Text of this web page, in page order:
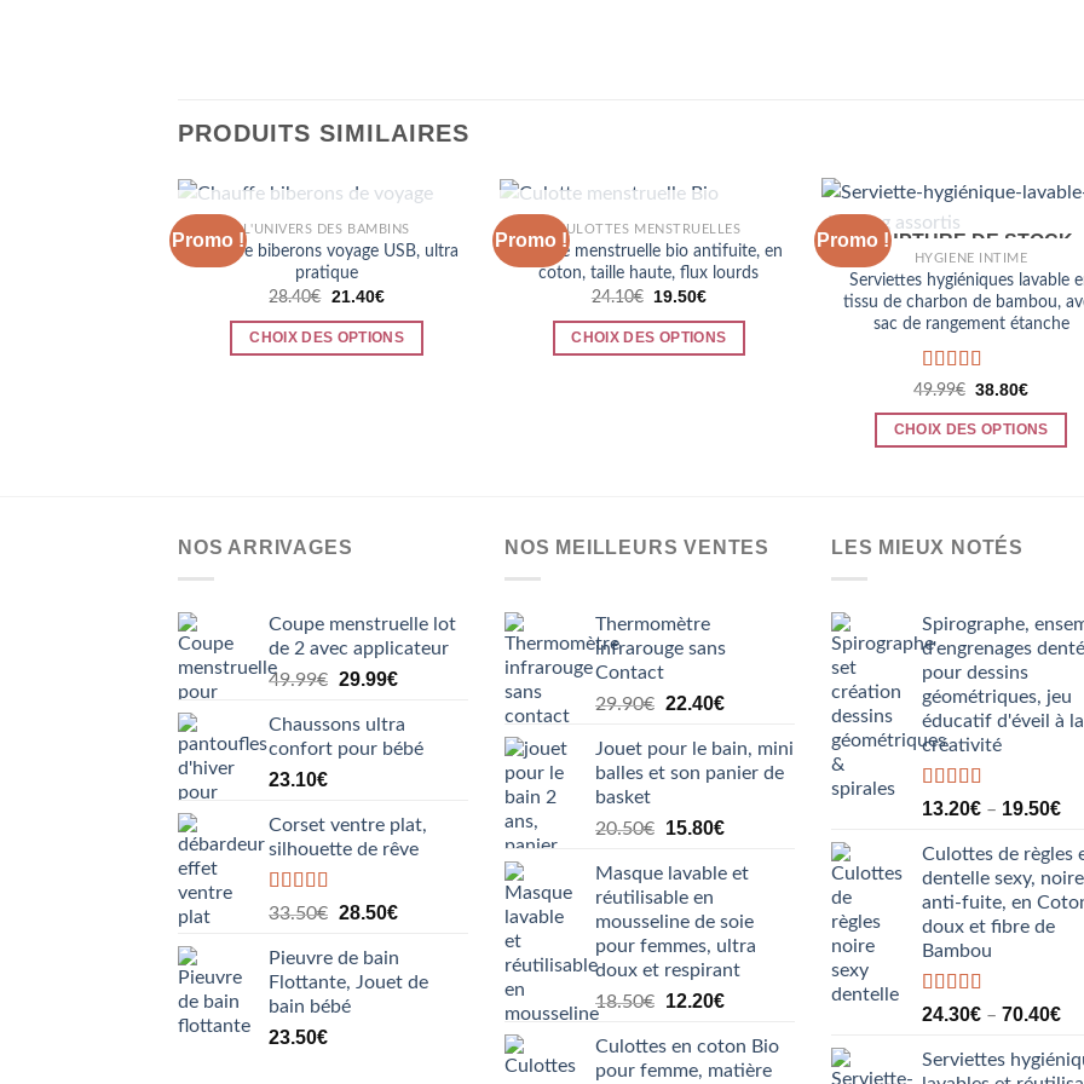
PRODUITS SIMILAIRES
Promo !
RUPTURE DE STOCK
L'UNIVERS DES BAMBINS
Chauffe biberons voyage USB, ultra
pratique
28.40€ Le
initial
était :
21.40€Le
actuel
est :
CHOIX DES OPTIONS
choisies
sur
la
du
produit
Promo !
RUPTURE DE STOCK
CULOTTES MENSTRUELLES
Culotte menstruelle bio antifuite, en
coton, taille haute, flux lourds
24.10€
Le
initial
était :
19.50€Le
actuel
est :
CHOIX DES OPTIONS
choisies
sur
la
page
produit
Promo !RUPTURE DE STOCK
HYGIÈNE INTIME
Serviettes hygiéniques lavable
tissu de charbon de bambou,
sac de rangement étanche
Note5.00
49.99€ Le
initial
était :
38.80€Le
actuel
est :
CHOIX DES OPTIONS
plusieurs
options
peuvent
être
choisies
sur
la
produit
NOS ARRIVAGES
Coupe menstruelle lot
de 2 avec applicateur
49.99€ Le
initial
était :
29.99€Le
actuel
est :
Chaussons ultra
confort pour bébé
23.10€
Corset ventre plat,
silhouette de rêve
Note5.00
33.50€ Le
initial
était :
33.50€.
28.50€Le
actuel
est :
Pieuvre de bain
Flottante, Jouet de
bain bébé
23.50€
NOS MEILLEURS VENTES
Thermomètre
infrarouge sans
Contact
29.90€ Le
initial
était :
22.40€Le
actuel
est :
Jouet pour le bain, mini
balles et son panier de
basket
20.50€
Le
initial
était :
20.50€.
15.80€Le
actuel
15.80€.
Masque lavable et
réutilisable en
mousseline de soie
pour femmes, ultra
doux et respirant
18.50€
Le
initial
était :
12.20€Le
actuel
est :
Culottes en coton Bio
pour femme, matière
LES MIEUX NOTÉS
Spirographe,
d'engrenages
pour dessins
géométriques, jeu
éducatif d'éveil à la
créativité
Note5.00
13.20€ – 19.50€
Culottes de règles
dentelle sexy,
anti-fuite, en
doux et fibre de
Bambou
Note5.00
24.30€ – 70.40€
Serviettes